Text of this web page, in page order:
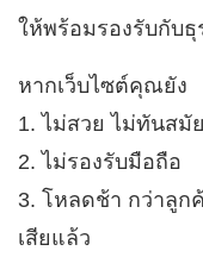
ให้พร้อมรองรับกับ
หากเว็บไซต์คุณยัง
1. ไม่สวย ไม่ทันสมั
2. ไม่รองรับมือถือ
3. โหลดช้า กว่าลูก
เสียแล้ว